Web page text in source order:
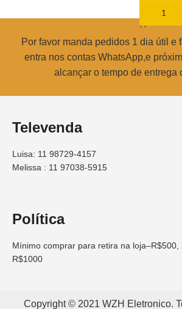
Por favor manda pedidos 1 dia útil e
entra nos contas WhatsApp,e
alcançar o tempo de entrega
Televenda
Luisa: 11 98729-4157
Melissa : 11 97038-5915
Política
Mínimo comprar para retira na loja–R$500,
R$1000
Copyright © 2021 WZH Eletronico.